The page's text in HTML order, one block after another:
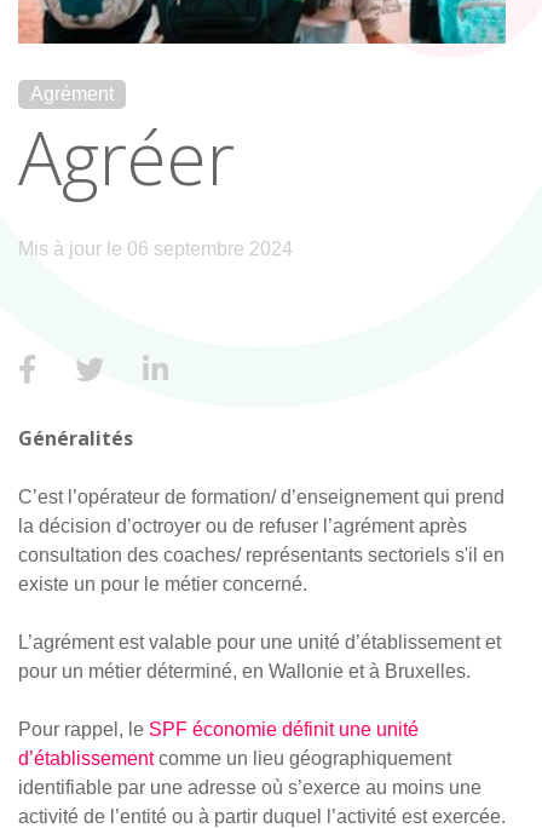
Agrément
Agréer
Mis à jour le 06 septembre 2024
Généralités
C’est l’opérateur de formation/ d’enseignement qui prend
la décision d’octroyer ou de refuser l’agrément après
consultation des coaches/ représentants sectoriels s'il en
existe un pour le métier concerné.
L’agrément est valable pour une unité d’établissement et
pour un métier déterminé, en Wallonie et à Bruxelles.
Pour rappel, le SPF économie définit une unité
d’établissementcomme un lieu géographiquement
identifiable par une adresse où s’exerce au moins une
activité de l’entité ou à partir duquel l’activité est exercée.